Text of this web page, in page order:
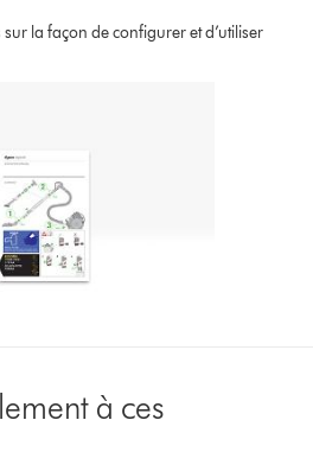
la façon de configurer et d’utiliser
à ces